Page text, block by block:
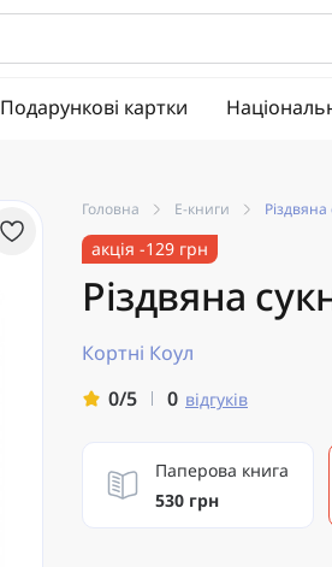
Подарункові картки
Головна Е-книги
акція -129 грн
Різдвяна
Кортні Коул
0/5
0 відгуків
Паперова книга
530 грн